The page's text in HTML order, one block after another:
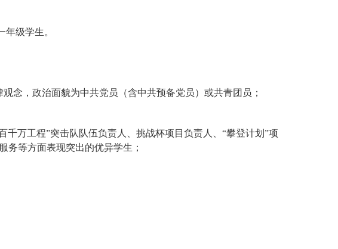
级学生。
念，政治面貌为中共党员（含中共预备党员）或共青团员；
千万工程”突击队队伍负责人、挑战杯项目负责人、 “攀登计划 ”项
务等方面表现突出的优异学生；